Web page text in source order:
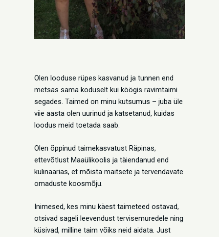
Olen looduse rüpes kasvanud ja tunnen end
metsas sama koduselt kui köögis ravimtaimi
segades. Taimed on minu kutsumus – juba üle
viie aasta olen uurinud ja katsetanud, kuidas
loodus meid toetada saab.
Olen õppinud taimekasvatust Räpinas,
ettevõtlust Maaülikoolis ja täiendanud end
kulinaarias, et mõista maitsete ja tervendavate
omaduste koosmõju.
Inimesed, kes minu käest taimeteed ostavad,
otsivad sageli leevendust tervisemuredele ning
küsivad, milline taim võiks neid aidata. Just